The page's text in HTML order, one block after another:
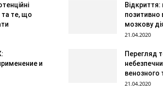
та те, що
и
позитивно
мозкову
21.04.2020
Перегляд
венозного
21.04.2020